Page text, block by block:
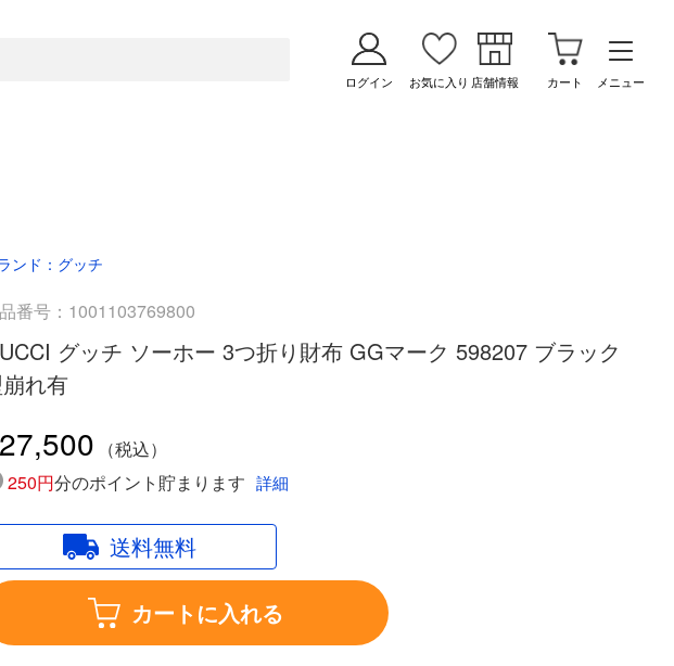
ログイン お気に入り 店舗情報 カート メニュー
ンド：グッチ
番号：1001103769800
グッチ ソーホー 3つ折り財布 GGマーク 598207 ブラック
れ有
250円分のポイント貯まります 詳細
送料無料
カートに入れる